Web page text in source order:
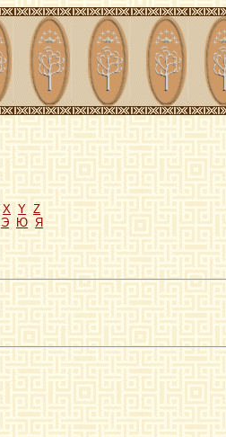
X Y Z
Э Ю Я